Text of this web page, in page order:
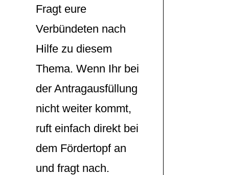
Fragt eure
Verbündeten nach
Hilfe zu diesem
Thema. Wenn Ihr bei
der Antragausfüllung
nicht weiter kommt,
ruft einfach direkt bei
dem Fördertopf an
und fragt nach.